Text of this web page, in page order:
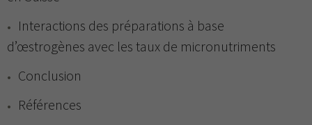
Interactions des préparations à base
d’œstrogènes avec les taux de micronutriments
Conclusion
Références